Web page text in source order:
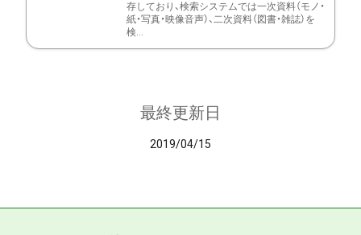
存しており、検索システムでは一次資料（モノ・
紙・写真・映像音声）、二次資料（図書・雑誌）を
検...
最終更新日
2019/04/15